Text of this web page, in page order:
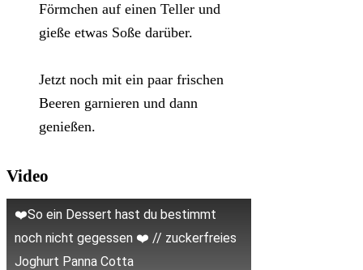
Förmchen auf einen Teller und
gieße etwas Soße darüber.
Jetzt noch mit ein paar frischen
Beeren garnieren und dann
genießen.
Video
❤️So ein Dessert hast du bestimmt
noch nicht gegessen ❤️ // zuckerfreies
Joghurt Panna Cotta